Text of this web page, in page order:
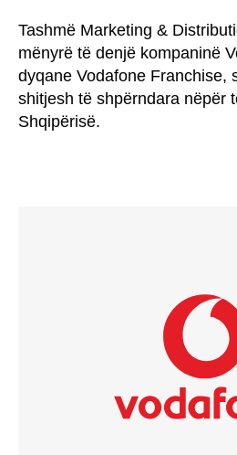
Tashmë Marketing &
mënyrë të denjë kompaninë
dyqane Vodafone Franchise,
shitjesh të shpërndara nëpër
Shqipërisë.